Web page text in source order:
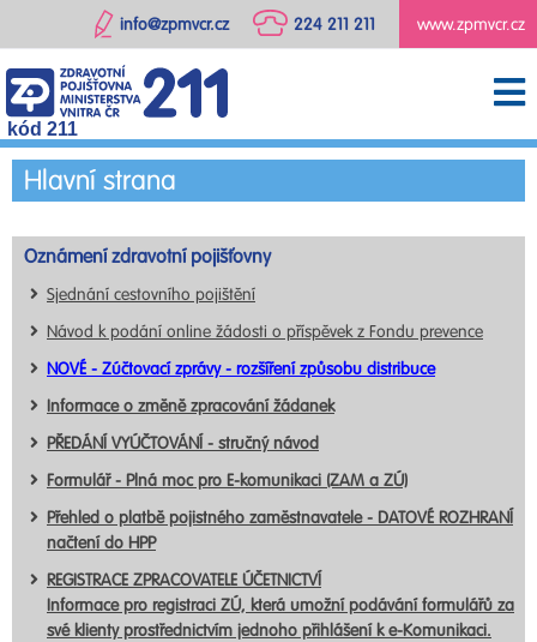
www.zpmvcr.cz
224 211 211
info@zpmvcr.cz
kód 211
Hlavní strana
Oznámení zdravotní pojišťovny
Sjednání cestovního pojištění
Návod k podání online žádosti o příspěvek z Fondu prevence
NOVÉ - Zúčtovací zprávy - rozšíření způsobu distribuce
Informace o změně zpracování žádanek
PŘEDÁNÍ VYÚČTOVÁNÍ - stručný návod
Formulář - Plná moc pro E-komunikaci (ZAM a ZÚ)
Přehled o platbě pojistného zaměstnavatele - DATOVÉ ROZHRANÍ
načtení do HPP
REGISTRACE ZPRACOVATELE ÚČETNICTVÍ
Informace pro registraci ZÚ, která umožní podávání formulářů za
své klienty prostřednictvím jednoho přihlášení k e-Komunikaci.